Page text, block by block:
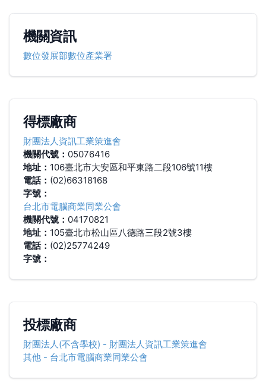
機關資訊
數位發展部數位產業署
得標廠商
財團法人資訊工業策進會
機關代號： 05076416
地址： 106臺北市大安區和平東路二段106號11樓
電話： (02)66318168
字號：
台北市電腦商業同業公會
機關代號： 04170821
地址： 105臺北市松山區八德路三段2號3樓
電話： (02)25774249
字號：
投標廠商
財團法人(不含學校) - 財團法人資訊工業策進會
其他- 台北市電腦商業同業公會